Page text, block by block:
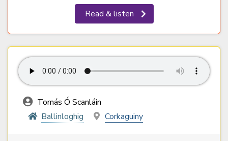
Read & listen
Tomás Ó Scanláin
Ballinloghig
Corkaguiny